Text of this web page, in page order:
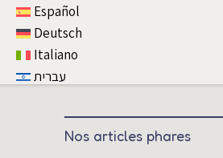
Español
Deutsch
Italiano
עברית
Nos articles phares